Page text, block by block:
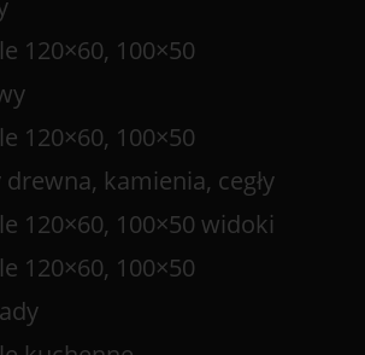
120×60, 100×50
120×60, 100×50
kamienia, cegły
120×60, 100×50 widoki
120×60, 100×50